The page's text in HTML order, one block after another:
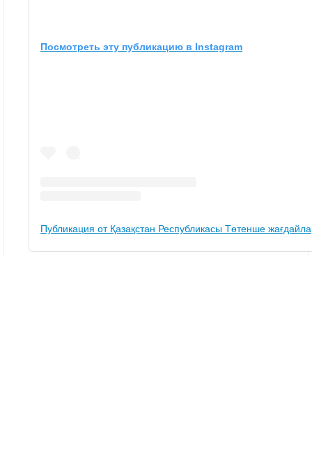
Посмотреть эту публикацию в Instagram